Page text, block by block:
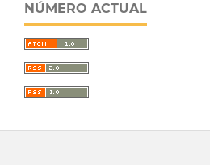
NÚMERO ACTUAL